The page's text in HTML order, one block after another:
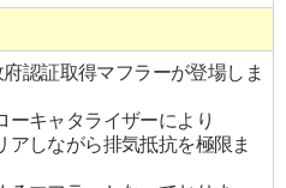
認証取得マフラーが登場しま
ーキャタライザーにより
しながら排気抵抗を極限ま